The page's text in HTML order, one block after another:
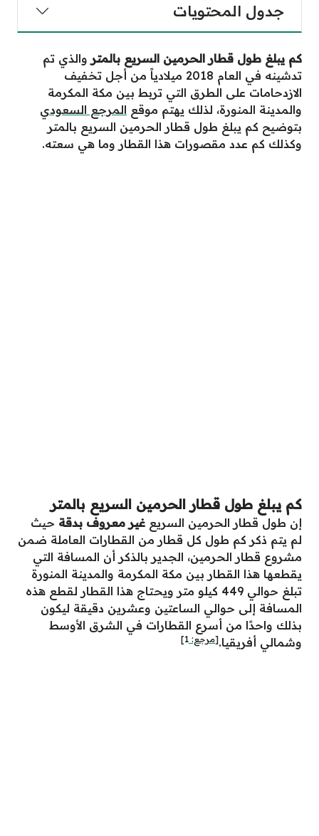
جدول المحتويات
كم يبلغ طول قطار الحرمين السريع بالمتر والذي تم
تدشينه في العام 2018 ميلادياً من أجل تخفيف
الازدحامات على الطرق التي تربط بين مكة المكرمة
والمدينة المنورة، لذلك يهتم موقع المرجع السعودي
بتوضيح كم يبلغ طول قطار الحرمين السريع بالمتر
وكذلك كم عدد مقصورات هذا القطار وما هي سعته.
كم يبلغ طول قطار الحرمين السريع بالمتر
إن طول قطار الحرمين السريع غير معروف بدقة حيث
لم يتم ذكر كم طول كل قطار من القطارات العاملة ضمن
مشروع قطار الحرمين، الجدير بالذكر أن المسافة التي
يقطعها هذا القطار بين مكة المكرمة والمدينة المنورة
تبلغ حوالي 449 كيلو متر ويحتاج هذا القطار لقطع هذه
المسافة إلى حوالي الساعتين وعشرين دقيقة ليكون
بذلك واحدًا من أسرع القطارات في الشرق الأوسط
وشمالي أفريقيا.[مرجع: 1
]